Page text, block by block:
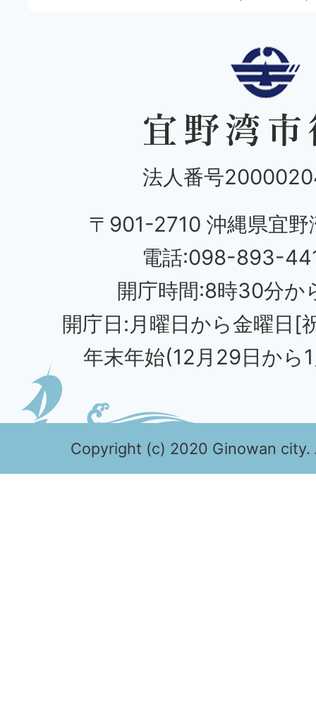
法人番号
〒901-2710 沖縄県宜野
電話:098-893-
開庁時間:8時30分か
開庁日:月曜日から金曜日[
年末年始(12月29日から
Copyright (c) 2020 Ginowan city.